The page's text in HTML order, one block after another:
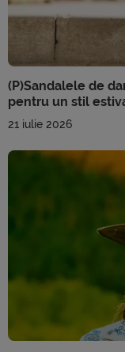
(P)Sandalele de
pentru un stil
21 iulie 2026